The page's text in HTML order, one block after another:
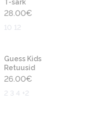
T-särk
28.00€
10 12
Guess Kids
Retuusid
26.00€
2 3 4 +2